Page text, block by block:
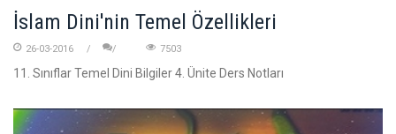
İslam Dini'nin Temel Özellikleri
26-03-2016 7503
11. Sınıflar Temel Dini Bilgiler 4. Ünite Ders Notları